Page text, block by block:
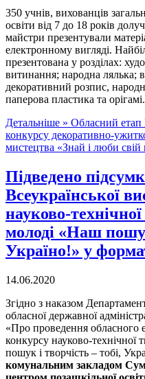
350 учнів, вихованців
освіти від 7 до 18 років
майстри презентували
електронному вигляді.
презентована у розділах:
витинання; народна лялька;
декоративний розпис,
паперова пластика та орігамі.
Детальніше » Обласний етап
конкурсу декоративно-
мистецтва «Знай і люби свій
Підведено
Всеукраїнської
науково-
молоді «Наш
Україно!» у
14.06.2020
Згідно з наказом
обласної державної
«Про проведення обласного
конкурсу науково-технічної
пошук і творчість – тобі,
комунальним закладом